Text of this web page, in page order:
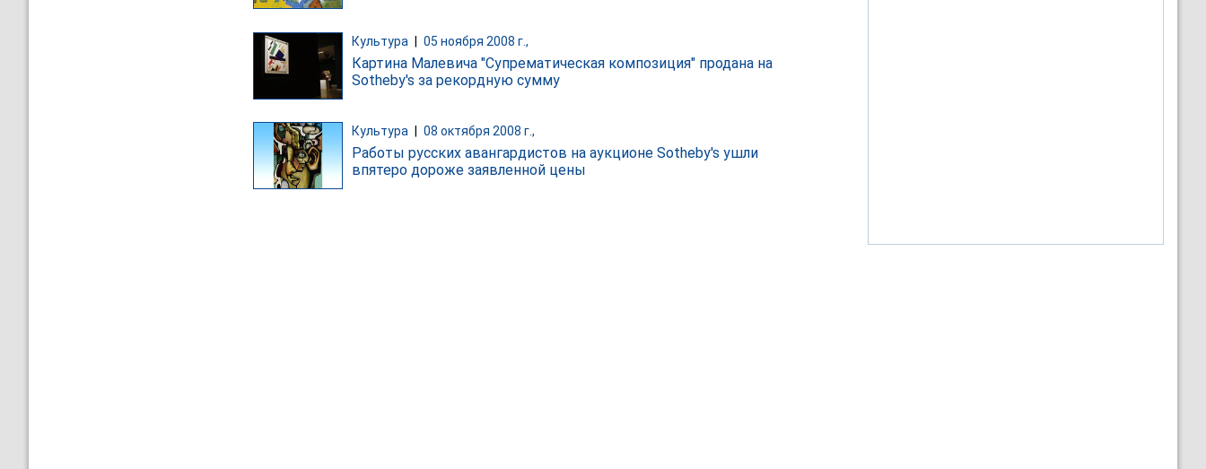
Культура | 05 ноября 2008 г.,
Картина Малевича "Супрематическая композиция" продана на
Sotheby's за рекордную сумму
Культура 08 октября 2008 г.,
Работы русских авангардистов на аукционе Sotheby's ушли
впятеро дороже заявленной цены